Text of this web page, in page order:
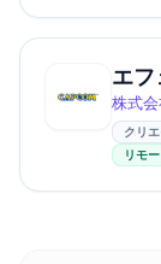
エ
株式
クリ
リモ